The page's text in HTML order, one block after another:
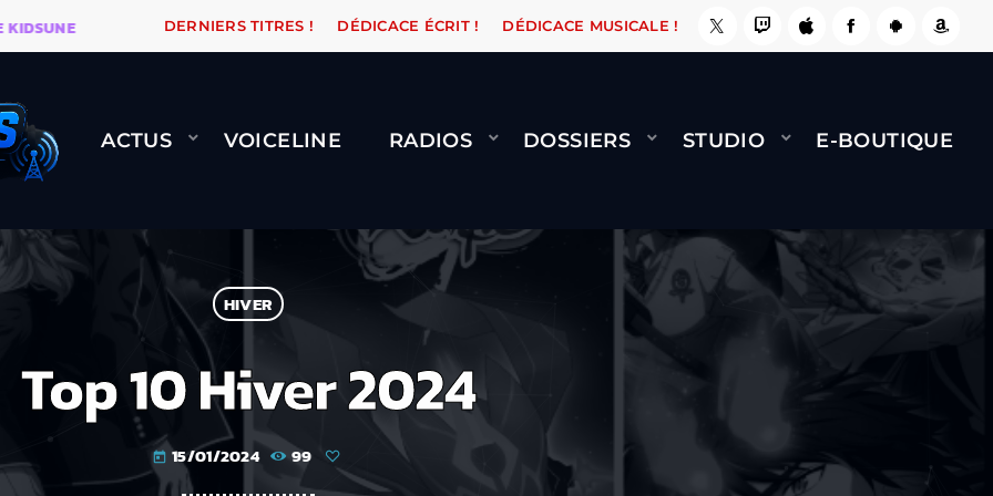
WARÉTRO ORANGE ROAD QUI PASSE, ÇA LE FAIT ! NAMI BERNARD MINET - FLY
DERNIERS TITRES ! DÉDICACE ÉCRIT ! DÉDICACE MUSICALE !
ACTUS VOICELINE RADIOS DOSSIERS STUDIO E-BOUTIQUE
HIVER
Top 10 Hiver 2024
today 15/01/2024 99